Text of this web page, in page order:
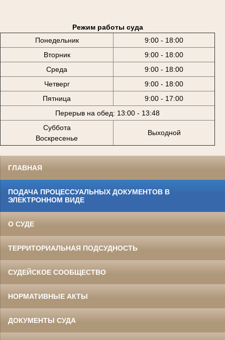
Режим работы суда
Понедельник
9:00 - 18:00
Вторник
9:00 - 18:00
Среда
9:00 - 18:00
Четверг
9:00 - 18:00
Пятница
9:00 - 17:00
Перерыв на обед: 13:00 - 13:48
Суббота
Воскресенье
Выходной
ГЛАВНАЯ
ПОДАЧА ПРОЦЕССУАЛЬНЫХ ДОКУМЕНТОВ В
ЭЛЕКТРОННОМ ВИДЕ
О СУДЕ
ТЕРРИТОРИАЛЬНАЯ ПОДСУДНОСТЬ
СУДЕЙСКОЕ СООБЩЕСТВО
НОРМАТИВНЫЕ АКТЫ
ДОКУМЕНТЫ СУДА